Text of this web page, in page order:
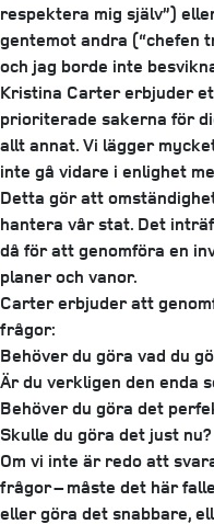
respektera mig själv”)
gentemot andra
och jag borde inte
Kristina Carter erbjuder
prioriterade sakerna för
allt annat. Vi lägger
inte gå vidare i enlighet
Detta gör att
hantera vår stat. Det
då för att genomföra en
planer och vanor.
Carter erbjuder att
frågor:
Behöver du göra vad du
Är du verkligen den enda
Behöver du göra det
Skulle du göra det just nu?
Om vi ​​inte är redo att
frågor – måste det här
eller göra det snabbare,